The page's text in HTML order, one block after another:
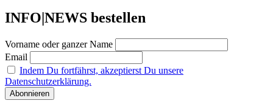
INFO|NEWS bestellen
Vorname oder ganzer Name
Email
Indem Du fortfährst, akzeptierst Du unsere
Datenschutzerklärung.